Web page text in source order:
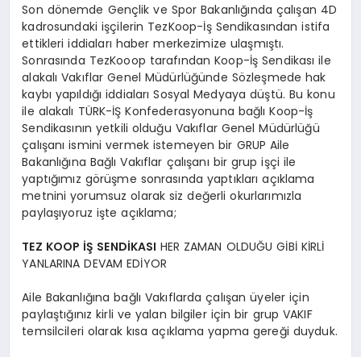
Son dönemde Gençlik ve Spor Bakanlığında çalışan 4D
kadrosundaki işçilerin TezKoop-İş Sendikasından istifa
ettikleri iddiaları haber merkezimize ulaşmıştı.
Sonrasında TezKooop tarafından Koop-İş Sendikası ile
alakalı Vakıflar Genel Müdürlüğünde Sözleşmede hak
kaybı yapıldığı iddiaları Sosyal Medyaya düştü. Bu konu
ile alakalı TÜRK-İŞ Konfederasyonuna bağlı Koop-İş
Sendikasının yetkili olduğu Vakıflar Genel Müdürlüğü
çalışanı ismini vermek istemeyen bir GRUP Aile
Bakanlığına Bağlı Vakıflar çalışanı bir grup işçi ile
yaptığımız görüşme sonrasında yaptıkları açıklama
metnini yorumsuz olarak siz değerli okurlarımızla
paylaşıyoruz işte açıklama;
TEZ KOOP İŞ SENDİKASI HER ZAMAN OLDUĞU GİBİ KİRLİ
YANLARINA DEVAM EDİYOR
Aile Bakanlığına bağlı Vakıflarda çalışan üyeler için
paylaştığınız kirli ve yalan bilgiler için bir grup VAKIF
temsilcileri olarak kısa açıklama yapma gereği duyduk.